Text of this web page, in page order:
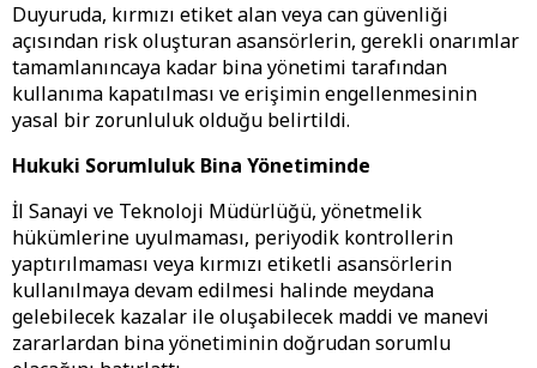
Duyuruda, kırmızı etiket alan veya can güvenliği
açısından risk oluşturan asansörlerin, gerekli onarımlar
tamamlanıncaya kadar bina yönetimi tarafından
kullanıma kapatılması ve erişimin engellenmesinin
yasal bir zorunluluk olduğu belirtildi.
Hukuki Sorumluluk Bina Yönetiminde
İl Sanayi ve Teknoloji Müdürlüğü, yönetmelik
hükümlerine uyulmaması, periyodik kontrollerin
yaptırılmaması veya kırmızı etiketli asansörlerin
kullanılmaya devam edilmesi halinde meydana
gelebilecek kazalar ile oluşabilecek maddi ve manevi
zararlardan bina yönetiminin doğrudan sorumlu